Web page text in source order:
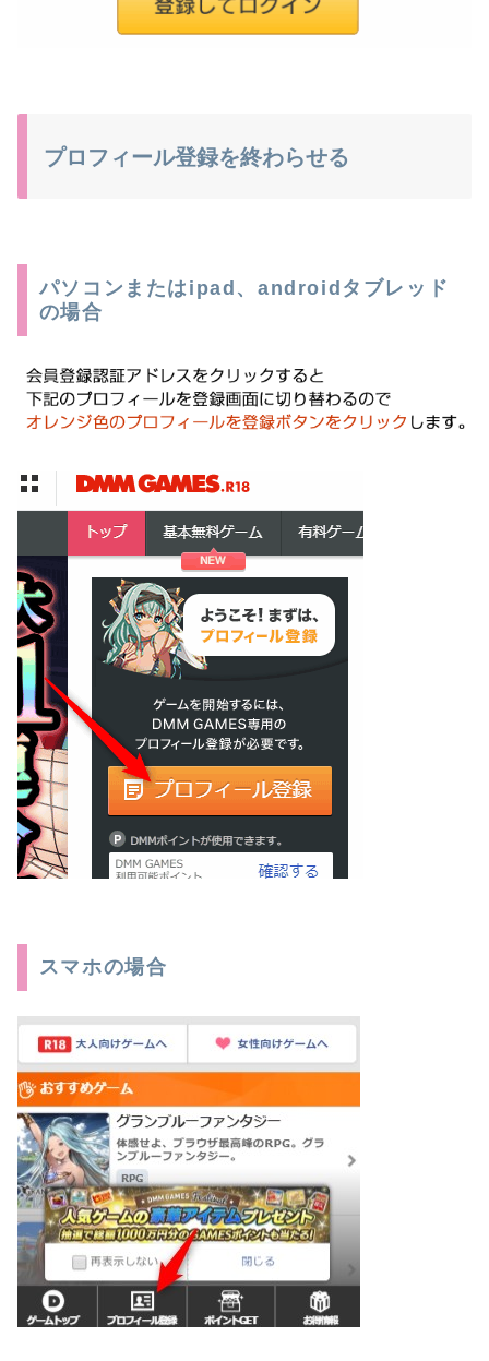
プロフィール登録を終わらせる
パソコンまたはipad、androidタブレッド
の場合
スマホの場合